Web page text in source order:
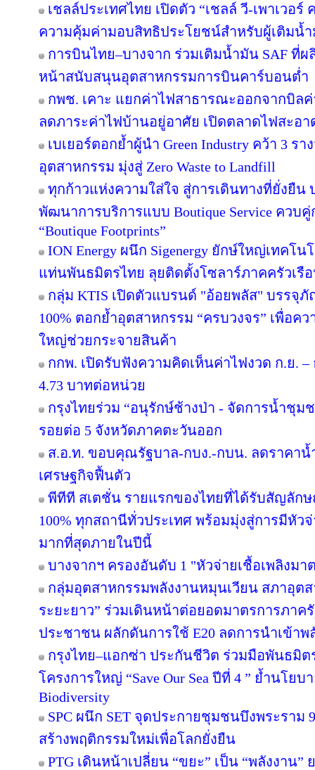
เชลล์ประเทศไทย เปิดตัว “เชลล์ วี-เพาเวอ
ความคุ้มค่ามอบสิทธิประโยชน์สำหรับผู้เติมน้ำ
การบินไทย–บางจาก ร่วมเติมน้ำมัน SAF ที่
หน้าสนับสนุนอุตสาหกรรมการบินคาร์บอนต่ำ
กพช. เคาะ แยกค่าไฟสาธารณะออกจากบิล
ลดภาระค่าไฟบ้านอยู่อาศัย เปิดตลาดไฟสะอา
เบเยอร์ตอกย้ำผู้นำ Green Industry คว้า 3 ร
อุตสาหกรรม มุ่งสู่ Zero Waste to Landfill
ทุกก้าวแห่งความใส่ใจ สู่การเดินทางที่ยั่งยืน
พัฒนาการบริการแบบ Boutique Service คว
“Boutique Footprints”
ION Energy ผนึก Sigenergy ยักษ์ใหญ่เทคโ
แท่นพันธมิตรไทย ลุยติดตั้งโซลาร์ภาคครัวเรือ
กลุ่ม KTIS เปิดตัวแบรนด์ "อ้อยพลัส" บรรจุ
100% ตอกย้ำอุตสาหกรรม “ครบวงจร” เพื่อค
ใหญ่ช่วยกระจายสินค้า
กกพ. เปิดรับฟังความคิดเห็นค่าไฟงวด ก.ย. –
4.73 บาทต่อหน่วย
กรุงไทยร่วม “อนุรักษ์ช้างป่า - จัดการน้ำชุ
รอยต่อ 5 จังหวัดภาคตะวันออก
ส.อ.ท. ขอบคุณรัฐบาล-กบง.-กบน. ลดราคา
เศรษฐกิจฟื้นตัว
พีทีที สเตชั่น รายแรกของไทยที่ได้รับสัญลัก
100% ทุกสถานีทั่วประเทศ พร้อมมุ่งสู่การมีหัว
มากที่สุดภายในปีนี้
บางจากฯ ครองอันดับ 1 "หัวจ่ายเชื้อเพลิงม
กลุ่มอุตสาหกรรมพลังงานหมุนเวียน สภาอุตส
ระยะยาว” ร่วมเดินหน้าต่อยอดมาตรการภาค
ประชาชน ผลักดันการใช้ E20 ลดการนำเข้าพ
กรุงไทย–แอกซ่า ประกันชีวิต ร่วมมือพันธมิ
โครงการใหญ่ “Save Our Sea ปีที่ 4 ” ย้ำนโยบ
Biodiversity
SPC ผนึก SET จุดประกายชุมชนบึงพระรา
สร้างพฤติกรรมใหม่เพื่อโลกยั่งยืน
PTG เดินหน้าเปลี่ยน “ขยะ” เป็น “พลังงา